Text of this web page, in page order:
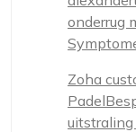
onderrug
Zoha
uitstraling